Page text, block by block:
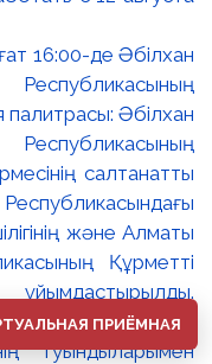
16:00-де Әбілхан
Республикасының
палитрасы: Әбілхан
Республикасының
салтанатты
Республикасындағы
және Алматы
Құрметті
ХХ ғасырдағы
туындыларымен
ПРИЁМНАЯ